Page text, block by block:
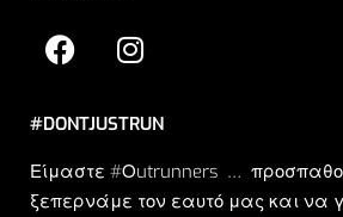
#DONTJUSTRUN
Είμαστε #Οutrunners …
ξεπερνάμε τον εαυτό μας και να